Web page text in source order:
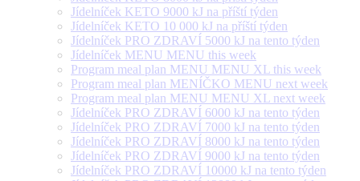
Jídelníček KETO 9000 kJ na příští týden
Jídelníček KETO 10 000 kJ na příští týden
Jídelníček PRO ZDRAVÍ 5000 kJ na tento týden
Jídelníček MENU MENU this week
Program meal plan MENU MENU XL this week
Program meal plan MENÍČKO MENU next week
Program meal plan MENU MENU XL next week
Jídelníček PRO ZDRAVÍ 6000 kJ na tento týden
Jídelníček PRO ZDRAVÍ 7000 kJ na tento týden
Jídelníček PRO ZDRAVÍ 8000 kJ na tento týden
Jídelníček PRO ZDRAVÍ 9000 kJ na tento týden
Jídelníček PRO ZDRAVÍ 10000 kJ na tento týden